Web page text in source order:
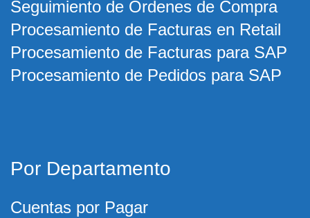
Seguimiento de Ordenes de Compra
Procesamiento de Facturas en Retail
Procesamiento de Facturas para SAP
Procesamiento de Pedidos para SAP
Por Departamento
Cuentas por Pagar